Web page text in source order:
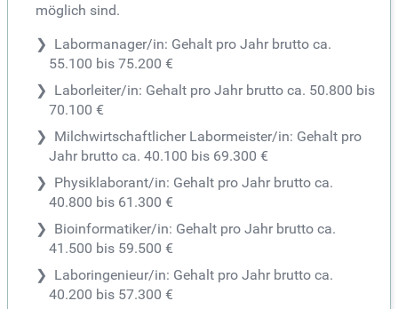
möglich sind.
Labormanager/in: Gehalt pro Jahr brutto ca.
55.100 bis 75.200 €
Laborleiter/in: Gehalt pro Jahr brutto ca. 50.800 bis
70.100 €
Milchwirtschaftlicher Labormeister/in: Gehalt pro
Jahr brutto ca. 40.100 bis 69.300 €
Physiklaborant/in: Gehalt pro Jahr brutto ca.
40.800 bis 61.300 €
Bioinformatiker/in: Gehalt pro Jahr brutto ca.
41.500 bis 59.500 €
Laboringenieur/in: Gehalt pro Jahr brutto ca.
40.200 bis 57.300 €